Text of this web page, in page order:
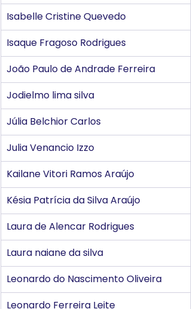
Isabelle Cristine Quevedo
Isaque Fragoso Rodrigues
João Paulo de Andrade Ferreira
Jodielmo lima silva
Júlia Belchior Carlos
Julia Venancio Izzo
Kailane Vitori Ramos Araújo
Késia Patrícia da Silva Araújo
Laura de Alencar Rodrigues
Laura naiane da silva
Leonardo do Nascimento Oliveira
Leonardo Ferreira Leite